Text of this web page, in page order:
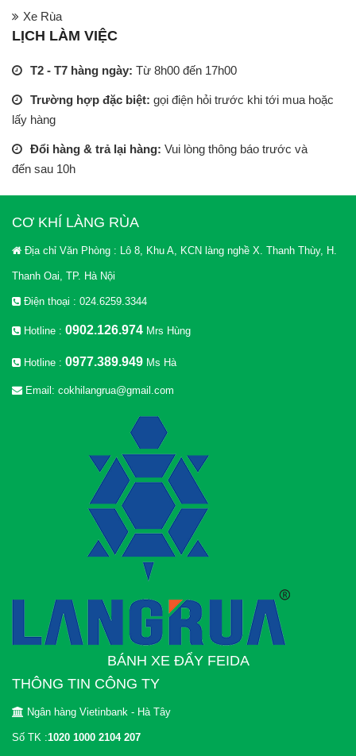
Xe Rùa
LỊCH LÀM VIỆC
T2 - T7 hàng ngày: Từ 8h00 đến 17h00
Trường hợp đặc biệt: gọi điện hỏi trước khi tới mua hoặc
lấy hàng
Đổi hàng & trả lại hàng: Vui lòng thông báo trước và
đến sau 10h
CƠ KHÍ LÀNG RÙA
Địa chỉ Văn Phòng : Lô 8, Khu A, KCN làng nghề X. Thanh Thùy, H.
Thanh Oai, TP. Hà Nội
Điện thoại : 024.6259.3344
Hotline : 0902.126.974 Mrs Hùng
Hotline : 0977.389.949 Ms Hà
Email: cokhilangrua@gmail.com
BÁNH XE ĐẨY FEIDA
THÔNG TIN CÔNG TY
Ngân hàng Vietinbank - Hà Tây
Số TK :1020 1000 2104 207